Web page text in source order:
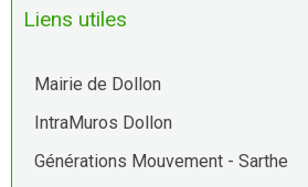
Liens utiles
Mairie de Dollon
IntraMuros Dollon
Générations Mouvement - Sarthe